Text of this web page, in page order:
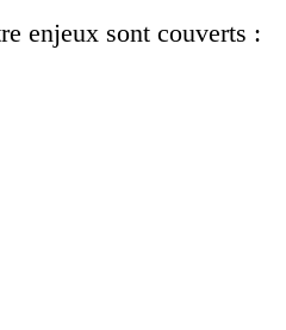
enjeux sont couverts :